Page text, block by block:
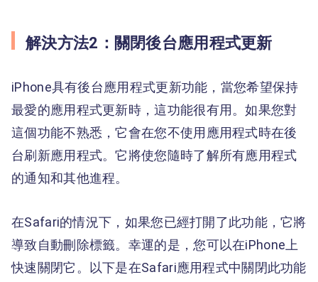
解決方法2：關閉後台應用程式更新
iPhone具有後台應用程式更新功能，當您希望保持
最愛的應用程式更新時，這功能很有用。如果您對
這個功能不熟悉，它會在您不使用應用程式時在後
台刷新應用程式。它將使您隨時了解所有應用程式
的通知和其他進程。
在Safari的情況下，如果您已經打開了此功能，它將
導致自動刪除標籤。幸運的是，您可以在iPhone上
快速關閉它。以下是在Safari應用程式中關閉此功能